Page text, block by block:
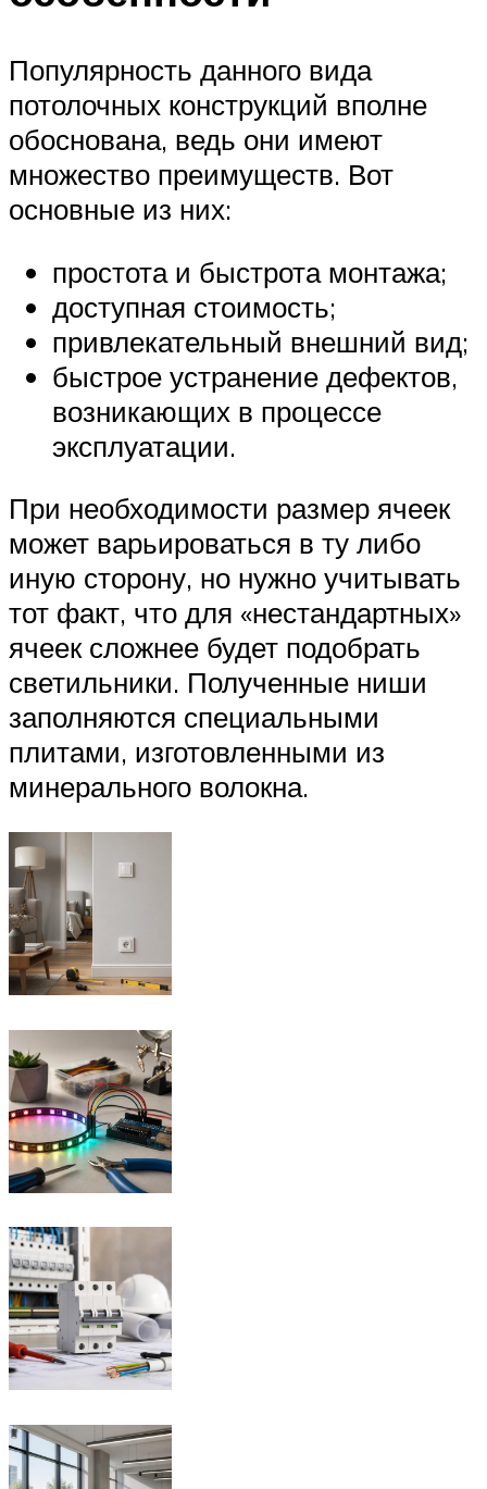
Популярность данного вида
потолочных конструкций вполне
обоснована, ведь они имеют
множество преимуществ. Вот
основные из них:
простота и быстрота монтажа;
доступная стоимость;
привлекательный внешний вид;
быстрое устранение дефектов,
возникающих в процессе
эксплуатации.
При необходимости размер ячеек
может варьироваться в ту либо
иную сторону, но нужно учитывать
тот факт, что для «нестандартных»
ячеек сложнее будет подобрать
светильники. Полученные ниши
заполняются специальными
плитами, изготовленными из
минерального волокна.